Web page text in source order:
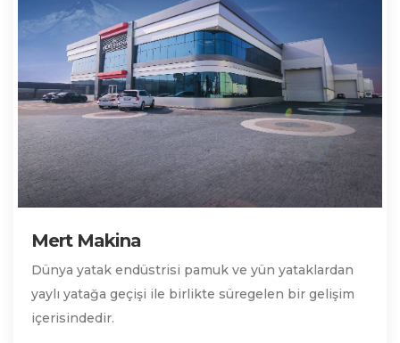
Mert Makina
Dünya yatak endüstrisi pamuk ve yün yataklardan
yaylı yatağa geçişi ile birlikte süregelen bir gelişim
içerisindedir.